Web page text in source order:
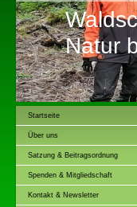
Natur
Startseite
Über uns
Satzung & Beitragsordnung
Spenden & Mitgliedschaft
Kontakt & Newsletter